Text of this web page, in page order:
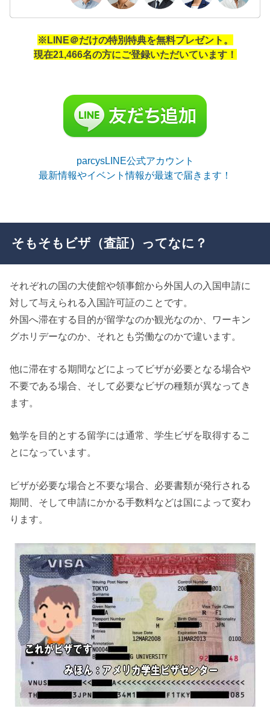
※LINE＠だけの特別特典を無料プレゼント。
現在21,466名の方にご登録いただいています！
parcysLINE公式アカウント
最新情報やイベント情報が最速で届きます！
そもそもビザ（査証）ってなに？
それぞれの国の大使館や領事館から外国人の入国申請に
対して与えられる入国許可証のことです。
外国へ滞在する目的が留学なのか観光なのか、ワーキン
グホリデーなのか、それとも労働なのかで違います。
他に滞在する期間などによってビザが必要となる場合や
不要である場合、そして必要なビザの種類が異なってき
ます。
勉学を目的とする留学には通常、学生ビザを取得するこ
とになっています。
ビザが必要な場合と不要な場合、必要書類が発行される
期間、そして申請にかかる手数料などは国によって変わ
ります。